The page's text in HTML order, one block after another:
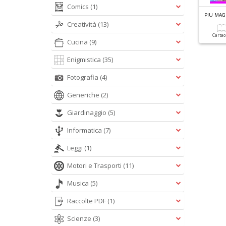
Comics (1)
Creatività (13)
Cucina (9)
Enigmistica (35)
Fotografia (4)
Generiche (2)
Giardinaggio (5)
Informatica (7)
Leggi (1)
Motori e Trasporti (11)
Musica (5)
Raccolte PDF (1)
Scienze (3)